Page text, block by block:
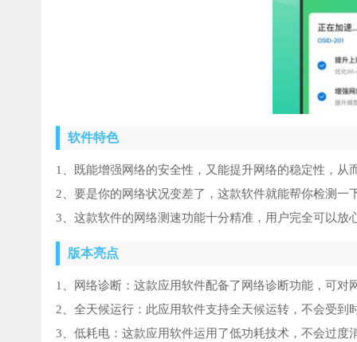
软件特色
1、既能增强网络的安全性，又能提升网络的稳定性，从
2、要是你的网络状况变差了，这款软件就能帮你检测一
3、这款软件的网络测速功能十分精准，用户完全可以放
版本亮点
1、网络诊断：这款应用软件配备了网络诊断功能，可对
2、全天候运行：此应用软件支持全天候运转，不会受到
3、低耗电：这款应用软件运用了低功耗技术，不会过度